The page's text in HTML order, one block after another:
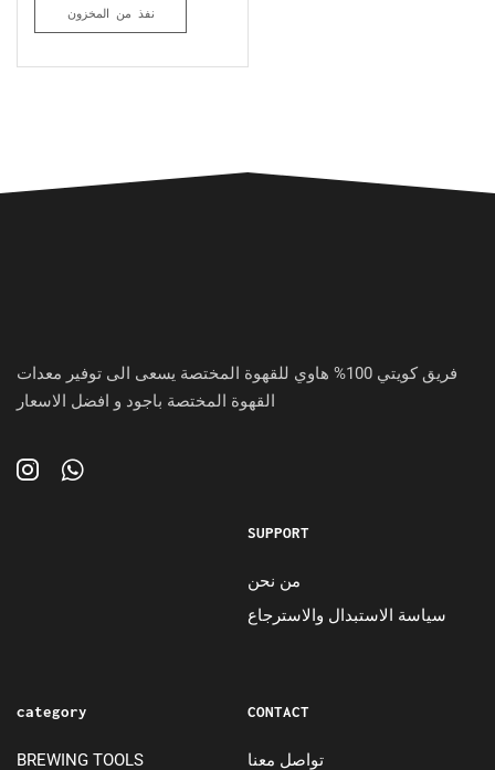
نفذ من المخزون
فريق كويتي 100% هاوي للقهوة المختصة يسعى الى توفير معدات
القهوة المختصة باجود و افضل الاسعار
SUPPORT
من نحن
سياسة الاستبدال والاسترجاع
category
BREWING TOOLS
CONTACT
تواصل معنا